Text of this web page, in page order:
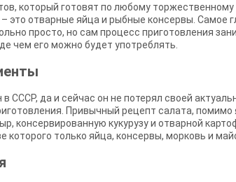
который готовят по любому
это отварные яйца и рыбные консервы. Самое
просто, но сам процесс приготовления
чем его можно будет употреблять.
СССР, да и сейчас он не потерял своей
Привычный рецепт салата,
консервированную кукурузу и отварной
которого только яйца, консервы, морковь и